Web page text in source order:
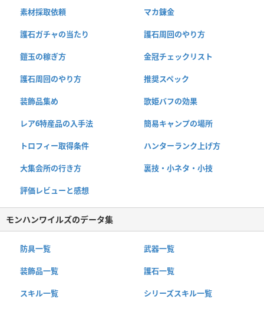
素材採取依頼 マカ錬金
護石ガチャの当たり 護石周回のやり方
鎧玉の稼ぎ方 金冠チェックリスト
護石周回のやり方 推奨スペック
装飾品集め 歌姫バフの効果
レア6特産品の入手法 簡易キャンプの場所
トロフィー取得条件 ハンターランク上げ方
大集会所の行き方 裏技・小ネタ・小技
評価レビューと感想
モンハンワイルズのデータ集
防具一覧 武器一覧
装飾品一覧 護石一覧
スキル一覧 シリーズスキル一覧